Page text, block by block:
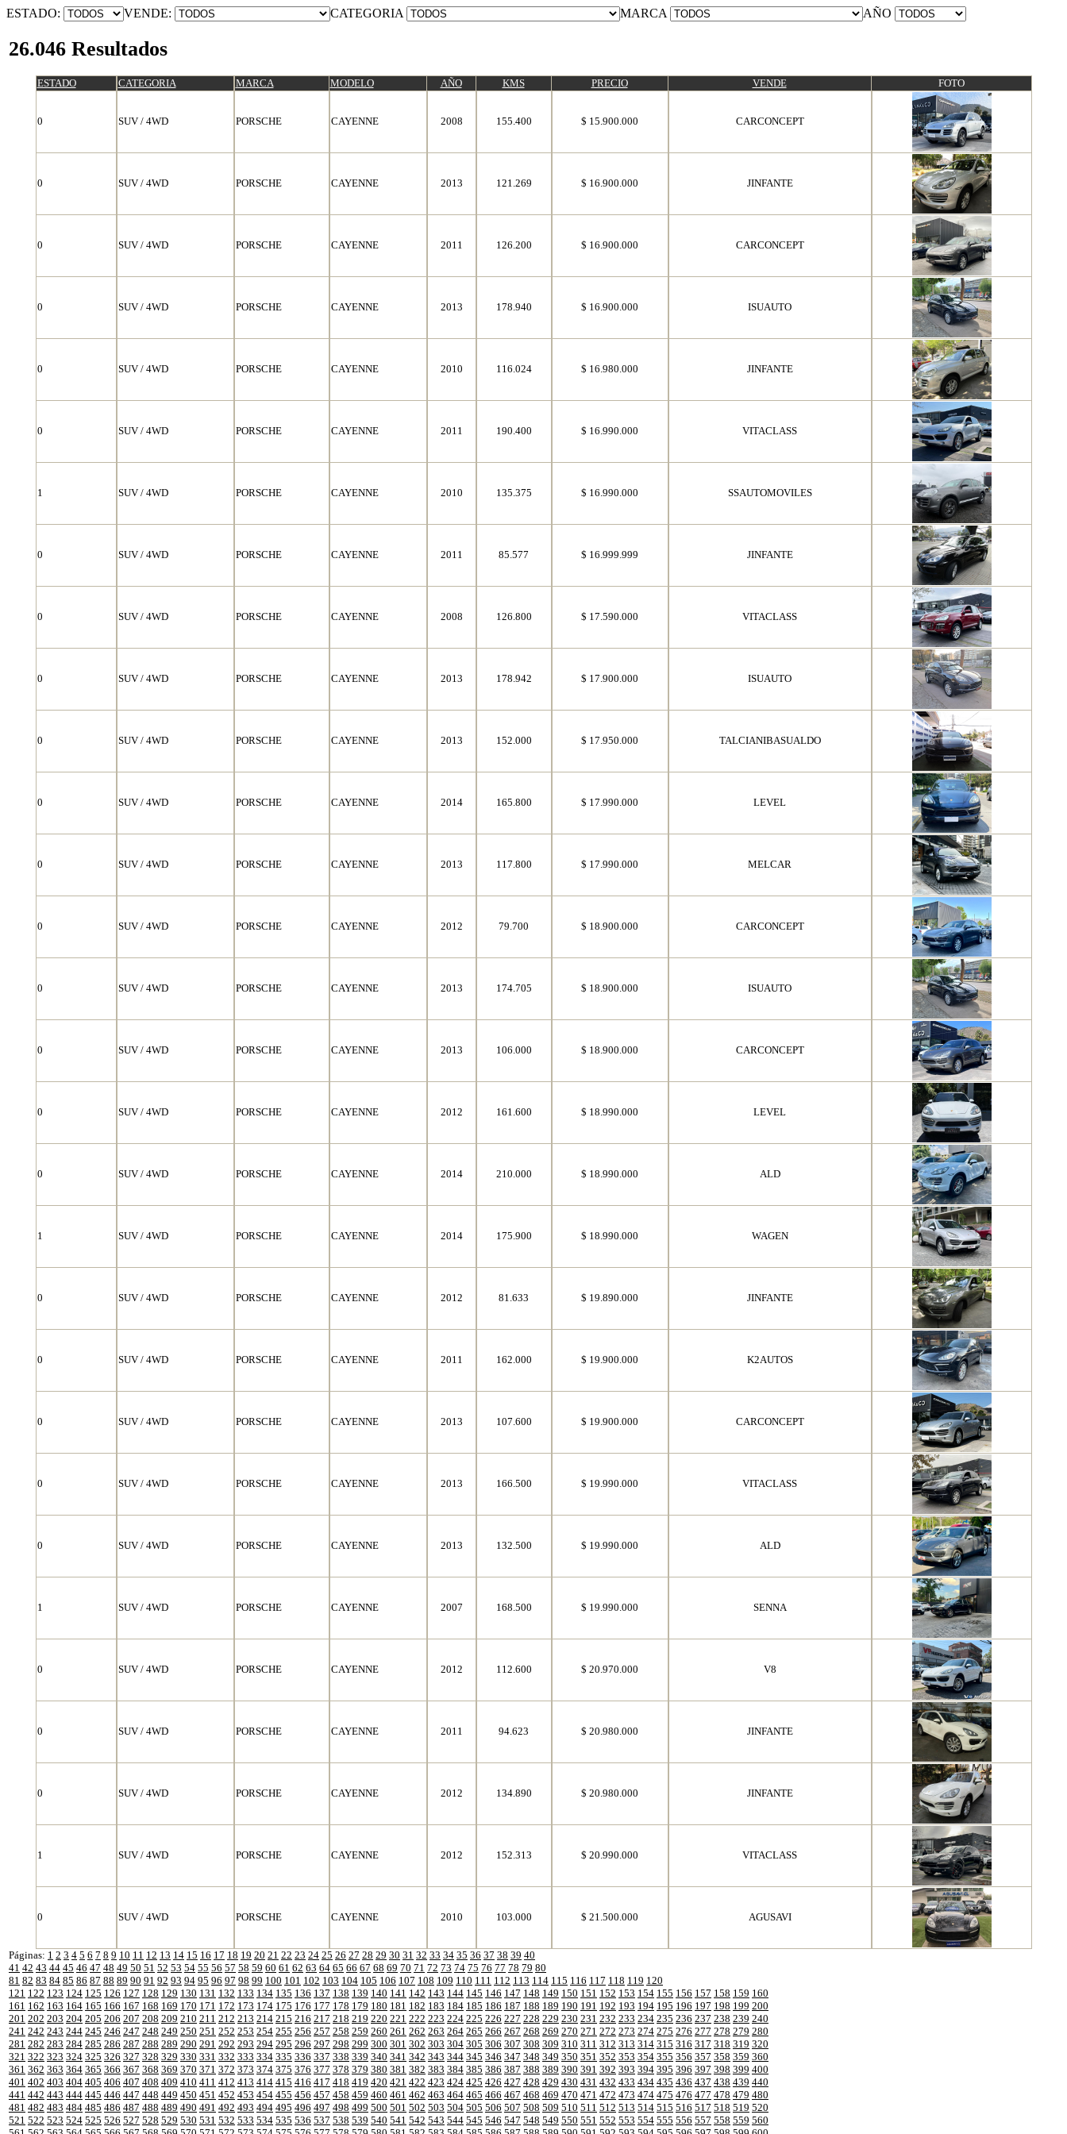
ESTADO: VENDE: CATEGORIA MARCA AÑO
26.046 Resultados
ESTADO CATEGORIA MARCA MODELO AÑO KMS PRECIO VENDE FOTO
0 SUV / 4WD PORSCHE CAYENNE 2008 155.400 $ 15.900.000 CARCONCEPT
0 SUV / 4WD PORSCHE CAYENNE 2013 121.269 $ 16.900.000 JINFANTE
0 SUV / 4WD PORSCHE CAYENNE 2011 126.200 $ 16.900.000 CARCONCEPT
0 SUV / 4WD PORSCHE CAYENNE 2013 178.940 $ 16.900.000 ISUAUTO
0 SUV / 4WD PORSCHE CAYENNE 2010 116.024 $ 16.980.000 JINFANTE
0 SUV / 4WD PORSCHE CAYENNE 2011 190.400 $ 16.990.000 VITACLASS
1 SUV / 4WD PORSCHE CAYENNE 2010 135.375 $ 16.990.000 SSAUTOMOVILES
0 SUV / 4WD PORSCHE CAYENNE 2011 85.577 $ 16.999.999 JINFANTE
0 SUV / 4WD PORSCHE CAYENNE 2008 126.800 $ 17.590.000 VITACLASS
0 SUV / 4WD PORSCHE CAYENNE 2013 178.942 $ 17.900.000 ISUAUTO
0 SUV / 4WD PORSCHE CAYENNE 2013 152.000 $ 17.950.000 TALCIANIBASUALDO
0 SUV / 4WD PORSCHE CAYENNE 2014 165.800 $ 17.990.000 LEVEL
0 SUV / 4WD PORSCHE CAYENNE 2013 117.800 $ 17.990.000 MELCAR
0 SUV / 4WD PORSCHE CAYENNE 2012 79.700 $ 18.900.000 CARCONCEPT
0 SUV / 4WD PORSCHE CAYENNE 2013 174.705 $ 18.900.000 ISUAUTO
0 SUV / 4WD PORSCHE CAYENNE 2013 106.000 $ 18.900.000 CARCONCEPT
0 SUV / 4WD PORSCHE CAYENNE 2012 161.600 $ 18.990.000 LEVEL
0 SUV / 4WD PORSCHE CAYENNE 2014 210.000 $ 18.990.000 ALD
1 SUV / 4WD PORSCHE CAYENNE 2014 175.900 $ 18.990.000 WAGEN
0 SUV / 4WD PORSCHE CAYENNE 2012 81.633 $ 19.890.000 JINFANTE
0 SUV / 4WD PORSCHE CAYENNE 2011 162.000 $ 19.900.000 K2AUTOS
0 SUV / 4WD PORSCHE CAYENNE 2013 107.600 $ 19.900.000 CARCONCEPT
0 SUV / 4WD PORSCHE CAYENNE 2013 166.500 $ 19.990.000 VITACLASS
0 SUV / 4WD PORSCHE CAYENNE 2013 132.500 $ 19.990.000 ALD
1 SUV / 4WD PORSCHE CAYENNE 2007 168.500 $ 19.990.000 SENNA
0 SUV / 4WD PORSCHE CAYENNE 2012 112.600 $ 20.970.000 V8
0 SUV / 4WD PORSCHE CAYENNE 2011 94.623 $ 20.980.000 JINFANTE
0 SUV / 4WD PORSCHE CAYENNE 2012 134.890 $ 20.980.000 JINFANTE
1 SUV / 4WD PORSCHE CAYENNE 2012 152.313 $ 20.990.000 VITACLASS
0 SUV / 4WD PORSCHE CAYENNE 2010 103.000 $ 21.500.000 AGUSAVI
Páginas: 1 2 3 4 5 6 7 8 9 10 11 12 13 14 15 16 17 18 19 20 21 22 23 24 25 26 27 28 29 30 31 32 33 34 35 36 37 38 39 40
41 42 43 44 45 46 47 48 49 50 51 52 53 54 55 56 57 58 59 60 61 62 63 64 65 66 67 68 69 70 71 72 73 74 75 76 77 78 79 80
81 82 83 84 85 86 87 88 89 90 91 92 93 94 95 96 97 98 99 100 101 102 103 104 105 106 107 108 109 110 111 112 113 114 115 116 117 118 119 120
121 122 123 124 125 126 127 128 129 130 131 132 133 134 135 136 137 138 139 140 141 142 143 144 145 146 147 148 149 150 151 152 153 154 155 156 157 158 159 160
161 162 163 164 165 166 167 168 169 170 171 172 173 174 175 176 177 178 179 180 181 182 183 184 185 186 187 188 189 190 191 192 193 194 195 196 197 198 199 200
201 202 203 204 205 206 207 208 209 210 211 212 213 214 215 216 217 218 219 220 221 222 223 224 225 226 227 228 229 230 231 232 233 234 235 236 237 238 239 240
241 242 243 244 245 246 247 248 249 250 251 252 253 254 255 256 257 258 259 260 261 262 263 264 265 266 267 268 269 270 271 272 273 274 275 276 277 278 279 280
281 282 283 284 285 286 287 288 289 290 291 292 293 294 295 296 297 298 299 300 301 302 303 304 305 306 307 308 309 310 311 312 313 314 315 316 317 318 319 320
321 322 323 324 325 326 327 328 329 330 331 332 333 334 335 336 337 338 339 340 341 342 343 344 345 346 347 348 349 350 351 352 353 354 355 356 357 358 359 360
361 362 363 364 365 366 367 368 369 370 371 372 373 374 375 376 377 378 379 380 381 382 383 384 385 386 387 388 389 390 391 392 393 394 395 396 397 398 399 400
401 402 403 404 405 406 407 408 409 410 411 412 413 414 415 416 417 418 419 420 421 422 423 424 425 426 427 428 429 430 431 432 433 434 435 436 437 438 439 440
441 442 443 444 445 446 447 448 449 450 451 452 453 454 455 456 457 458 459 460 461 462 463 464 465 466 467 468 469 470 471 472 473 474 475 476 477 478 479 480
481 482 483 484 485 486 487 488 489 490 491 492 493 494 495 496 497 498 499 500 501 502 503 504 505 506 507 508 509 510 511 512 513 514 515 516 517 518 519 520
521 522 523 524 525 526 527 528 529 530 531 532 533 534 535 536 537 538 539 540 541 542 543 544 545 546 547 548 549 550 551 552 553 554 555 556 557 558 559 560